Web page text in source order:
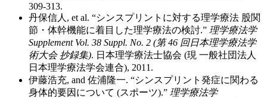
309-313.
丹保信人, et al. “シンスプリントに対する理学療法 股関
節・体幹機能に着目した理学療法の検討.” 理学療法学
Supplement Vol. 38 Suppl. No. 2 (第 46 回日本理学療法学
術大会 抄録集). 日本理学療法士協会 (現 一般社団法人
日本理学療法学会連合), 2011.
伊藤浩充, and 佐浦隆一. “シンスプリント発症に関わる
身体的要因について (スポーツ).” 理学療法学